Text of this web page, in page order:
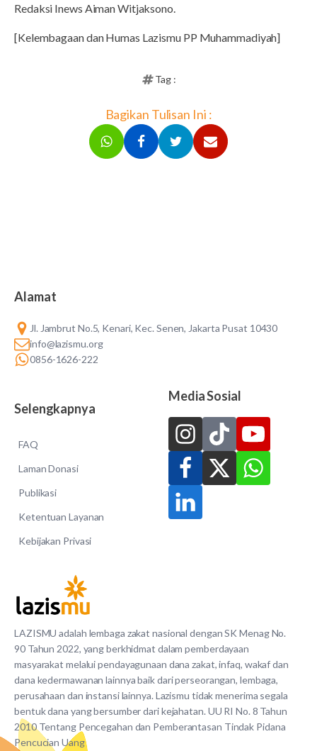
Redaksi Inews Aiman Witjaksono.
[Kelembagaan dan Humas Lazismu PP Muhammadiyah]
Tag :
Bagikan Tulisan Ini :
LAZISMU adalah lembaga zakat nasional dengan SK Menag No.
90 Tahun 2022, yang berkhidmat dalam pemberdayaan
masyarakat melalui pendayagunaan dana zakat, infaq, wakaf dan
dana kedermawanan lainnya baik dari perseorangan, lembaga,
perusahaan dan instansi lainnya. Lazismu tidak menerima segala
bentuk dana yang bersumber dari kejahatan. UU RI No. 8 Tahun
2010 Tentang Pencegahan dan Pemberantasan Tindak Pidana
Pencucian Uang
Alamat
Jl. Jambrut No.5, Kenari, Kec. Senen, Jakarta Pusat 10430
info@lazismu.org
0856-1626-222
Selengkapnya
FAQ
Laman Donasi
Publikasi
Ketentuan Layanan
Kebijakan Privasi
Media Sosial